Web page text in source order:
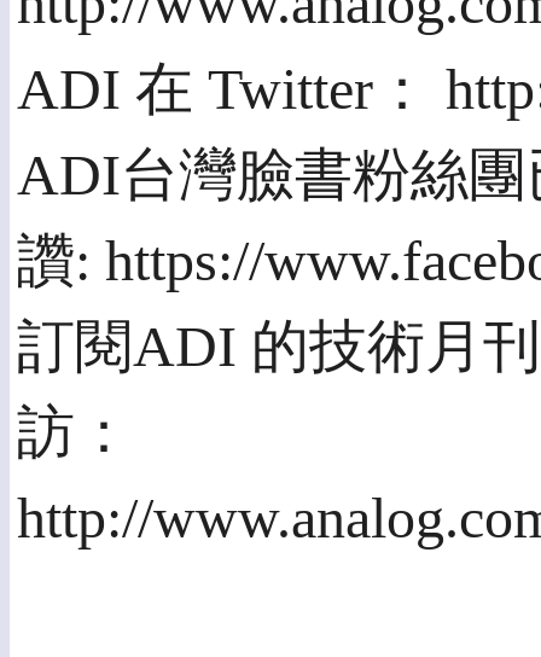
ADI 在 Twitter：
ADI台灣臉書粉絲
讚: https://
訂閱ADI 的技術月
訪：
http://